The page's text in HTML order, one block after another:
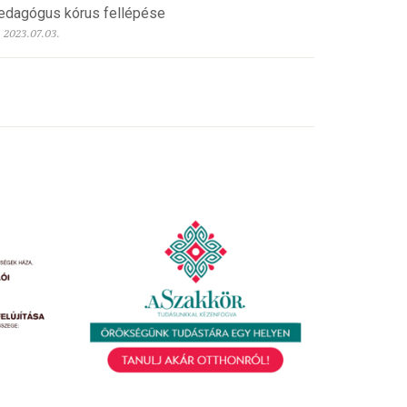
kórus fellépése
2023.07.03.